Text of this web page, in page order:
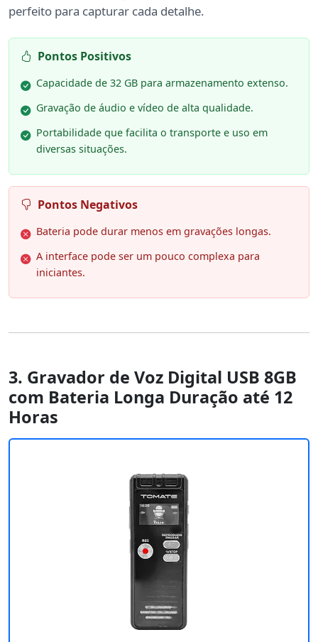
perfeito para capturar cada detalhe.
Pontos Positivos
Capacidade de 32 GB para armazenamento extenso.
Gravação de áudio e vídeo de alta qualidade.
Portabilidade que facilita o transporte e uso em
diversas situações.
Pontos Negativos
Bateria pode durar menos em gravações longas.
A interface pode ser um pouco complexa para
iniciantes.
3. Gravador de Voz Digital USB 8GB
com Bateria Longa Duração até 12
Horas